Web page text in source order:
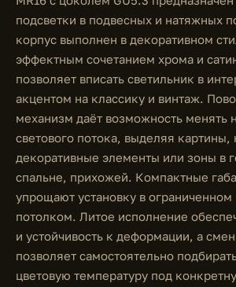
подсветки в подвесных и натяжных
корпус выполнен в декоративном
эффектным сочетанием хрома и
позволяет вписать светильник в
акцентом на классику и винтаж.
механизм даёт возможность менять
светового потока, выделяя картины,
декоративные элементы или зоны в
спальне, прихожей. Компактные
упрощают установку в ограниченном
потолком. Литое исполнение
и устойчивость к деформации, а
позволяет самостоятельно
цветовую температуру под